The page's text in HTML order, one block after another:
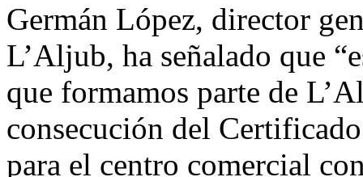
Germán López, director
L’Aljub, ha señalado que
que formamos parte de
consecución del
para el centro comercial